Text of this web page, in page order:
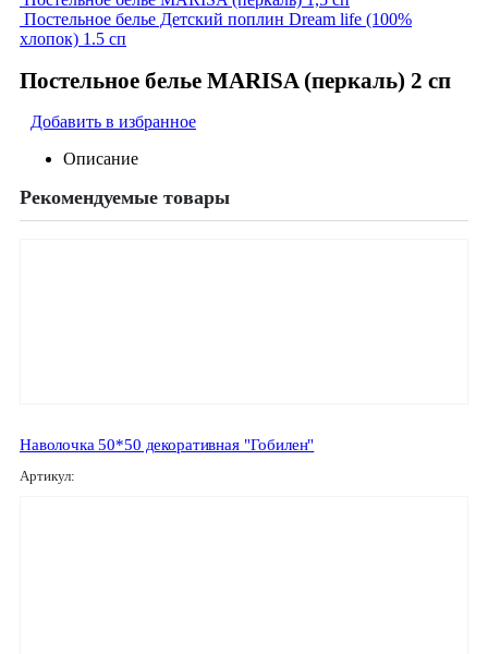
Постельное белье Детский поплин Dream life (100%
хлопок) 1.5 сп
Постельное белье MARISA (перкаль) 2 сп
Добавить в избранное
Описание
Рекомендуемые товары
Наволочка 50*50 декоративная "Гобилен"
Артикул: